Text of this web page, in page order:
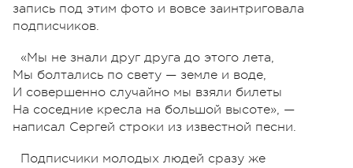
запись под этим фото и вовсе заинтриговала
подписчиков.
«Мы не знали друг друга до этого лета,
Мы болтались по свету — земле и воде,
И совершенно случайно мы взяли билеты
На соседние кресла на большой высоте», —
написал Сергей строки из известной песни.
Подписчики молодых людей сразу же